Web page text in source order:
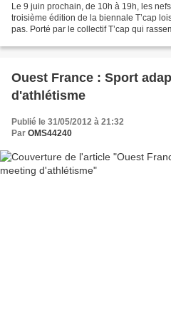
Le 9 juin prochain, de 10h à 19h, les
troisième édition de la biennale T’cap
pas. Porté par le collectif T’cap qui
Ouest France : Sport
d'athlétisme
Publié le 31/05/2012 à 21:32
Par OMS44240